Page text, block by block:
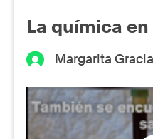
La química
Margarita